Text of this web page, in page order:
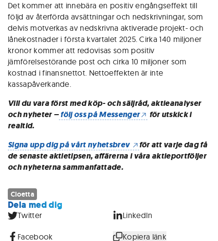
Det kommer att innebära en positiv engångseffekt till
följd av återförda avsättningar och nedskrivningar, som
delvis motverkas av nedskrivna aktiverade projekt- och
lånekostnader i första kvartalet 2025. Cirka 140 miljoner
kronor kommer att redovisas som positiv
jämförelsestörande post och cirka 10 miljoner som
kostnad i finansnettot. Nettoeffekten är inte
kassapåverkande.
Vill du vara först med köp- och säljråd, aktieanalyser
och nyheter –följ oss på Messenger
för utskick i
realtid.
Signa upp dig på vårt nyhetsbrev
för att varje dag få
de senaste aktietipsen, affärerna i våra aktieportföljer
och nyheterna sammanfattade.
Cloetta
Dela med dig
Twitter LinkedIn
Facebook Kopiera länk